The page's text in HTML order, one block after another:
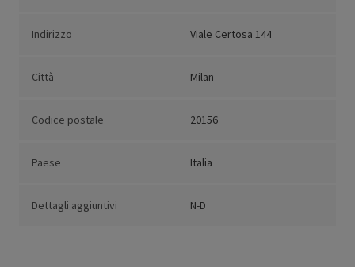
Indirizzo Viale Certosa 144
Città Milan
Codice postale 20156
Paese Italia
Dettagli aggiuntivi N-D